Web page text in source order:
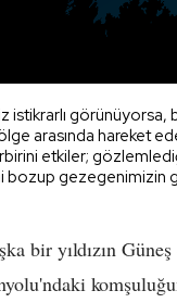
istikrarlı
arasında hareket
etkiler;
bozup gezegenimizin
bir yıldızın